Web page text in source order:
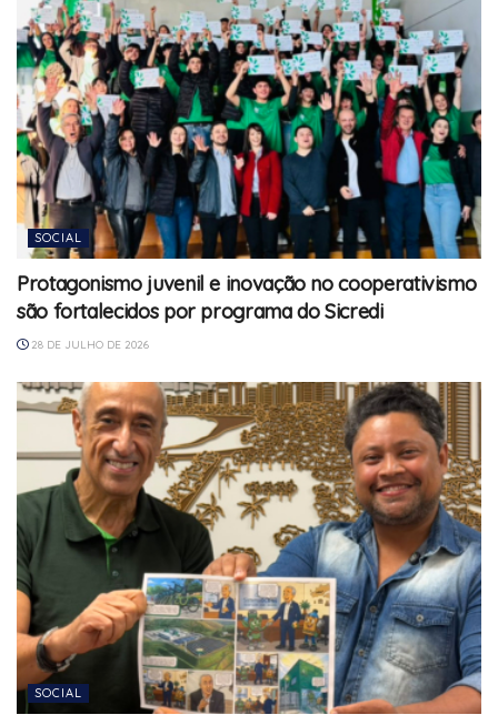
SOCIAL
Protagonismo juvenil e inovação no cooperativismo
são fortalecidos por programa do Sicredi
28 DE JULHO DE 2026
SOCIAL